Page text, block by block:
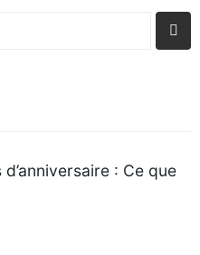
online casino, the first
: Ce que